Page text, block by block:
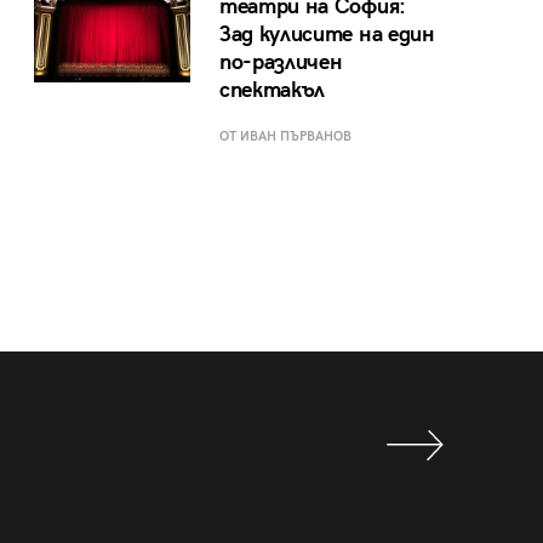
театри на София:
Зад кулисите на един
по-различен
спектакъл
ОТ ИВАН ПЪРВАНОВ